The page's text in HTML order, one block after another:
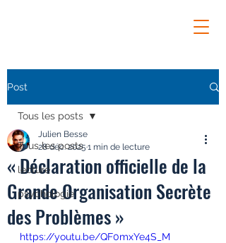
Post
Tous les posts
lecture
psychologie
Tous les posts
« Déclaration officielle de la
Grande Organisation Secrète
des Problèmes »
Julien Besse
28 déc. 2025 1 min de lecture
https://youtu.be/QF0mxYe4S_M